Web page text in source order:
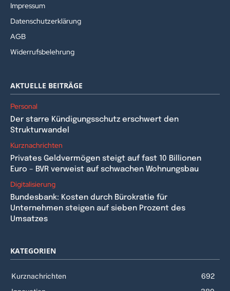
Impressum
Datenschutzerklärung
AGB
Widerrufsbelehrung
AKTUELLE BEITRÄGE
Personal
Der starre Kündigungsschutz erschwert den
Strukturwandel
Kurznachrichten
Privates Geldvermögen steigt auf fast 10 Billionen
Euro – BVR verweist auf schwachen Wohnungsbau
Digitalisierung
Bundesbank: Kosten durch Bürokratie für
Unternehmen steigen auf sieben Prozent des
Umsatzes
KATEGORIEN
Kurznachrichten
692